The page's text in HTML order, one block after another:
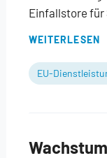
Einfallstore
WEITERLESEN
EU-